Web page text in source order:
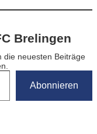
Brelingen
die neuesten Beiträge
Abonnieren